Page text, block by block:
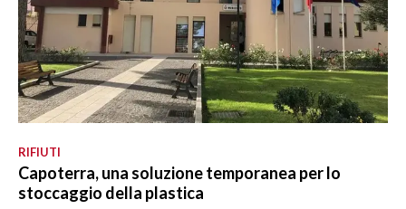
RIFIUTI
Capoterra, una soluzione temporanea per lo
stoccaggio della plastica